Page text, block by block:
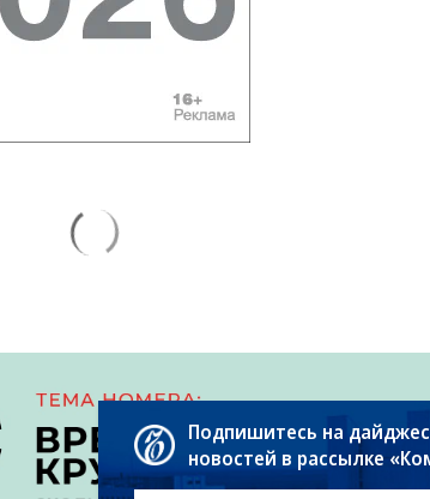
Подпишитесь на
новостей в рассылке